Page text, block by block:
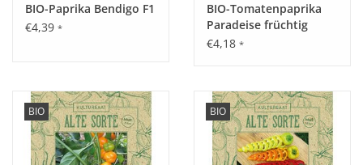
BIO-Paprika Bendigo F1
€4,39 *
BIO-Tomatenpaprika
Paradeise früchtig
frührot
€4,18 *
BIO BIO